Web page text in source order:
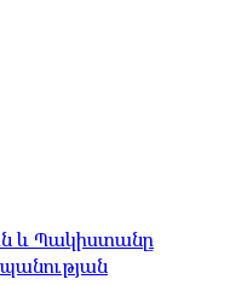
և Պակիստանը